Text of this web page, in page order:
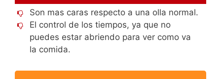
Son mas caras respecto a una olla normal.
El control de los tiempos, ya que no
puedes estar abriendo para ver como va
la comida.